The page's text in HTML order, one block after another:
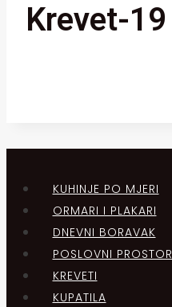
Krevet-19
KUHINJE PO MJERI
ORMARI I PLAKARI
DNEVNI BORAVAK
POSLOVNI PROSTOR
KREVETI
KUPATILA